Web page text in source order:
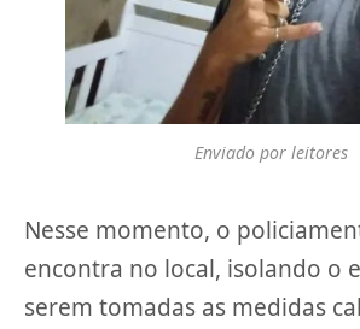
Enviado por leitores
Nesse momento, o
encontra no local, isolando o
serem tomadas as medidas